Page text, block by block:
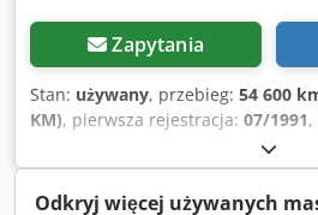
Zapytania
Stan: używany, przebieg: 54 600
KM), pierwsza rejestracja: 07/1991
,
kg, masa całkowita:12 000 kg,
konfiguracja osi: 4x4, rozstaw osi:3
Odkryj więcej używanych